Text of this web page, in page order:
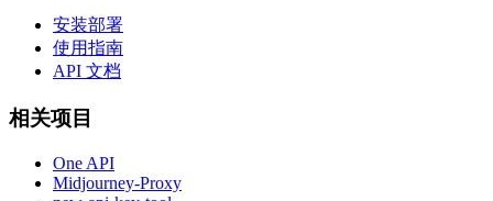
安装部署
使用指南
API 文档
相关项目
One API
Midjourney-Proxy